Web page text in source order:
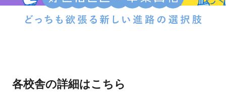
各校舎の詳細はこちら